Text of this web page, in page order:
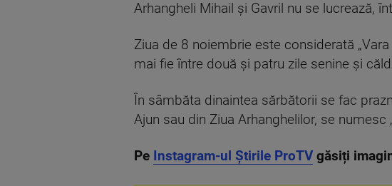
Arhangheli Mihail şi Gavril nu se lucrează,
Ziua de 8 noiembrie este considerată
mai fie între două şi patru zile senine şi
În sâmbăta dinaintea sărbătorii se fac
Ajun sau din Ziua Arhanghelilor, se numesc
Pe Instagram-ul Știrile ProTV găsiți